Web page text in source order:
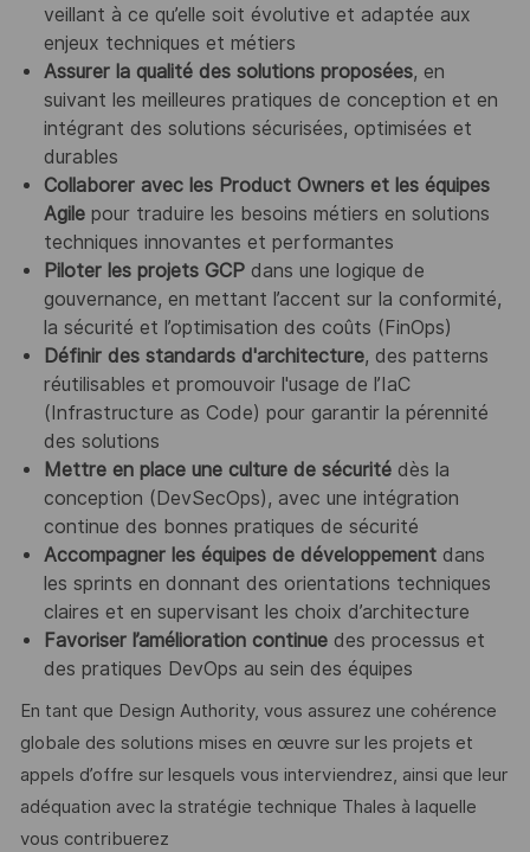
veillant à ce qu’elle soit évolutive et adaptée aux
enjeux techniques et métiers
Assurer la qualité des solutions proposées, en
suivant les meilleures pratiques de conception et en
intégrant des solutions sécurisées, optimisées et
durables
Collaborer avec les Product Owners et les équipes
Agilepour traduire les besoins métiers en solutions
techniques innovantes et performantes
Piloter les projets GCPdans une logique de
gouvernance, en mettant l’accent sur la conformité,
la sécurité et l’optimisation des coûts (FinOps)
Définir des standards d'architecture, des patterns
réutilisables et promouvoir l'usage de l’IaC
(Infrastructure as Code) pour garantir la pérennité
des solutions
Mettre en place une culture de sécuritédès la
conception (DevSecOps), avec une intégration
continue des bonnes pratiques de sécurité
Accompagner les équipes de développementdans
les sprints en donnant des orientations techniques
claires et en supervisant les choix d’architecture
Favoriser l’amélioration continuedes processus et
des pratiques DevOps au sein des équipes
En tant que Design Authority, vous assurez une cohérence
globale des solutions mises en œuvre sur les projets et
appels d’offre sur lesquels vous interviendrez, ainsi que leur
adéquation avec la stratégie technique Thales à laquelle
vous contribuerez